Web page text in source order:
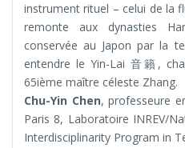
instrument rituel – celui de la
remonte aux dynasties
conservée au Japon par la
entendre le Yin-Lai 音籟,
65ième maître céleste Zhang.
Chu-Yin Chen, professeure
Paris 8, Laboratoire INREV/
Interdisciplinarity Program in